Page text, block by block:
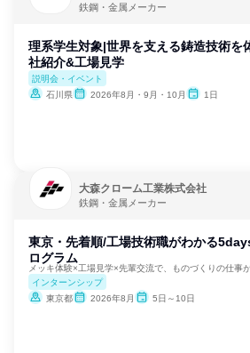
鉄鋼・金属メーカー
理系学生対象|世界を支える鋳造技術を
社紹介&工場見学
説明会・イベント
石川県
2026年8月・9月・10月 1日
大森クローム工業株式会社
鉄鋼・金属メーカー
東京・先着順/工場技術職がわかる
ログラム
メッキ体験×工場見学×先輩交流で、ものづくりの仕事
インターンシップ
東京都
2026年8月 5日～10日